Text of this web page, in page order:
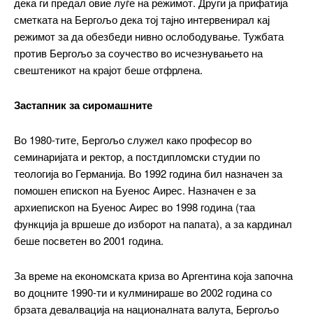
ИЗБЕРЕТЕ ПЛАН
Included for free:
Praesent euismod ac
Nullam eu erat condimentum
Donec quis est ac felis
Orci varius natoque dolor
Pro
$100 / yearplaceholder text
сметката на Бергољо дека тој тајно интервенирал кај
режимот за да обезбеди нивно ослободување. Тужбата
против Бергољо за соучество во исчезнувањето на
свештеникот на крајот беше отфрлена.
Застапник за сиромашните
Во 1980-тите, Бергољо служел како професор во
семинаријата и ректор, а постдипломски студии по
теологија во Германија. Во 1992 година бил назначен за
помошен епископ на Буенос Аирес. Назначен е за
архиепископ на Буенос Аирес во 1998 година (таа
функција ја вршеше до изборот на папата), а за кардинал
беше посветен во 2001 година.
За време на економската криза во Аргентина која започна
во доцните 1990-ти и кулминираше во 2002 година со
брзата девалвација на националната валута, Бергољо